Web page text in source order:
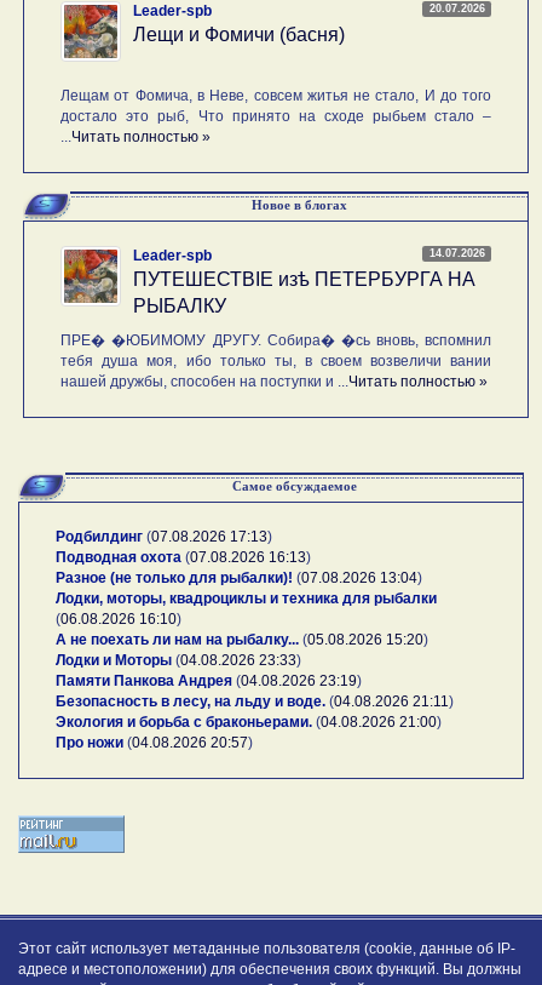
20.07.2026
Leader-spb
Лещи и Фомичи (басня)
Лещам от Фомича, в Неве, совсем житья не стало, И до того
достало это рыб, Что принято на сходе рыбьем стало –
Читать полностью »
Новое в блогах
14.07.2026
Leader-spb
ПУТЕШЕСТВIE изѣ ПЕТЕРБУРГА НА
РЫБАЛКУ
ПРЕ� �ЮБИМОМУ ДРУГУ. Собира� �сь вновь, вспомнил
тебя душа моя, ибо только ты, в своем возвеличи вании
нашей дружбы, способен на поступки и ... Читать полностью »
Самое обсуждаемое
Родбилдинг (07.08.2026 17:13)
Подводная охота (07.08.2026 16:13)
Разное (не только для рыбалки)! (07.08.2026 13:04)
Лодки, моторы, квадроциклы и техника для рыбалки
(06.08.2026 16:10)
А не поехать ли нам на рыбалку... (05.08.2026 15:20)
Лодки и Моторы (04.08.2026 23:33)
Памяти Панкова Андрея (04.08.2026 23:19)
Безопасность в лесу, на льду и воде. (04.08.2026 21:11 )
Экология и борьба с браконьерами. (04.08.2026 21:00)
Про ножи (04.08.2026 20:57)
Этот сайт использует метаданные пользователя (cookie, данные об IP-
адресе и местоположении) для обеспечения своих функций. Вы должны